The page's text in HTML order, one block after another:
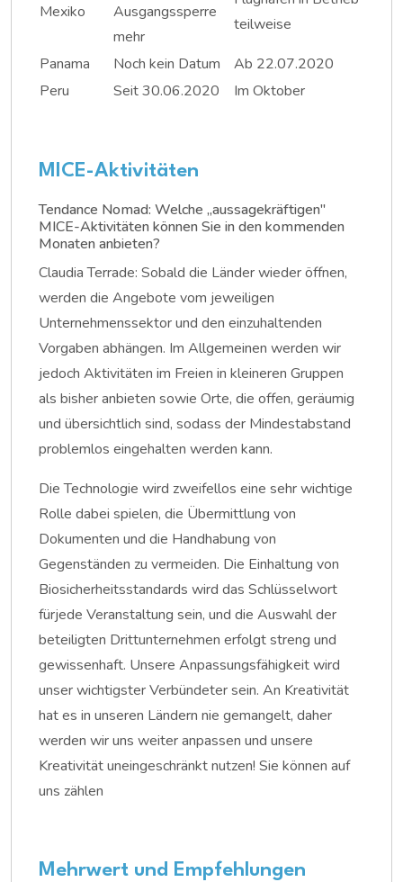
Mexiko
Ausgangssperre
mehr
teilweise
Panama
Noch kein Datum
Ab 22.07.2020
Peru
Seit 30.06.2020 Im Oktober
MICE-Aktivitäten
Tendance Nomad: Welche „aussagekräftigen"
MICE-Aktivitäten können Sie in den kommenden
Monaten anbieten?
Claudia Terrade: Sobald die Länder wieder öffnen,
werden die Angebote vom jeweiligen
Unternehmenssektor und den einzuhaltenden
Vorgaben abhängen. Im Allgemeinen werden wir
jedoch Aktivitäten im Freien in kleineren Gruppen
als bisher anbieten sowie Orte, die offen, geräumig
und übersichtlich sind, sodass der Mindestabstand
problemlos eingehalten werden kann.
Die Technologie wird zweifellos eine sehr wichtige
Rolle dabei spielen, die Übermittlung von
Dokumenten und die Handhabung von
Gegenständen zu vermeiden. Die Einhaltung von
Biosicherheitsstandards wird das Schlüsselwort
fürjede Veranstaltung sein, und die Auswahl der
beteiligten Drittunternehmen erfolgt streng und
gewissenhaft. Unsere Anpassungsfähigkeit wird
unser wichtigster Verbündeter sein. An Kreativität
hat es in unseren Ländern nie gemangelt, daher
werden wir uns weiter anpassen und unsere
Kreativität uneingeschränkt nutzen! Sie können auf
uns zählen
Mehrwert und Empfehlungen